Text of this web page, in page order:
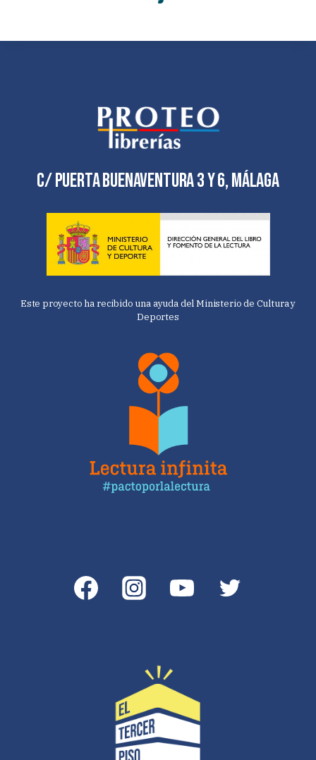
C/ Puerta Buenaventura 3 y 6, Málaga
Este proyecto ha recibido una ayuda del Ministerio de Cultura y
Deportes